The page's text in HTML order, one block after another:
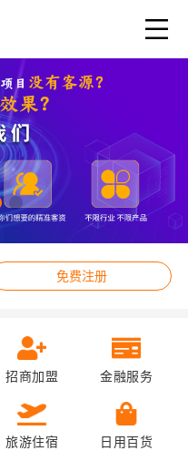
免费注册
招商加盟 金融服务
旅游住宿 日用百货